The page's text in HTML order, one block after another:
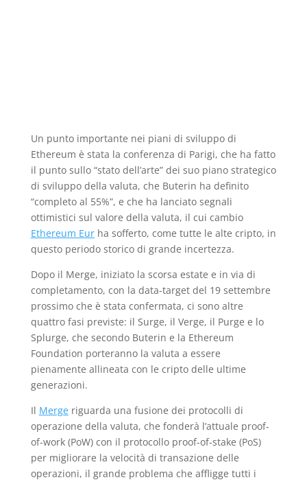
Un punto importante nei piani di sviluppo di
Ethereum è stata la conferenza di Parigi, che ha fatto
il punto sullo “stato dell’arte” dei suo piano strategico
di sviluppo della valuta, che Buterin ha definito
“completo al 55%”, e che ha lanciato segnali
ottimistici sul valore della valuta, il cui cambio
Ethereum Eurha sofferto, come tutte le alte cripto, in
questo periodo storico di grande incertezza.
Dopo il Merge, iniziato la scorsa estate e in via di
completamento, con la data-target del 19 settembre
prossimo che è stata confermata, ci sono altre
quattro fasi previste: il Surge, il Verge, il Purge e lo
Splurge, che secondo Buterin e la Ethereum
Foundation porteranno la valuta a essere
pienamente allineata con le cripto delle ultime
generazioni.
Il Mergeriguarda una fusione dei protocolli di
operazione della valuta, che fonderà l’attuale proof-
of-work (PoW) con il protocollo proof-of-stake (PoS)
per migliorare la velocità di transazione delle
operazioni, il grande problema che affligge tutti i